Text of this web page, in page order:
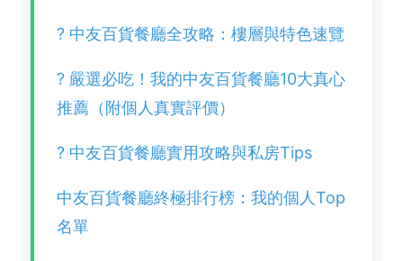
? 中友百貨餐廳全攻略：樓層與特色速覽
? 嚴選必吃！我的中友百貨餐廳10大真心
推薦（附個人真實評價）
? 中友百貨餐廳實用攻略與私房Tips
中友百貨餐廳終極排行榜：我的個人Top
名單